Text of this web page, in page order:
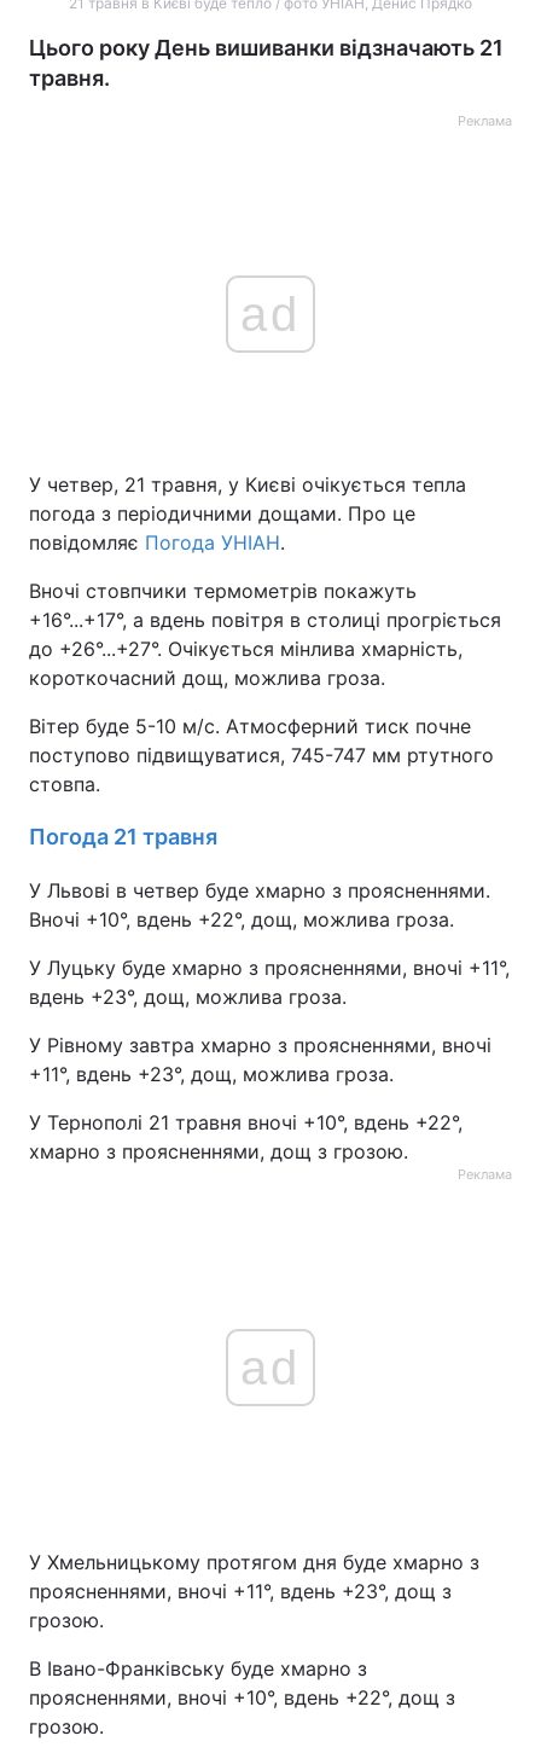
Цього року День вишиванки відзначають 21
травня.
Реклама
ad
У четвер, 21 травня, у Києві очікується тепла
погода з періодичними дощами. Про це
повідомляє Погода УНІАН.
Вночі стовпчики термометрів покажуть
+16°...+17°, а вдень повітря в столиці прогріється
до +26°...+27°. Очікується мінлива хмарність,
короткочасний дощ, можлива гроза.
Вітер буде 5-10 м/с. Атмосферний тиск почне
поступово підвищуватися, 745-747 мм ртутного
стовпа.
Погода 21 травня
У Львові в четвер буде хмарно з проясненнями.
Вночі +10°, вдень +22°, дощ, можлива гроза.
У Луцьку буде хмарно з проясненнями, вночі +11°,
вдень +23°, дощ, можлива гроза.
У Рівному завтра хмарно з проясненнями, вночі
+11°, вдень +23°, дощ, можлива гроза.
У Тернополі 21 травня вночі +10°, вдень +22°,
хмарно з проясненнями, дощ з грозою.
Реклама
ad
У Хмельницькому протягом дня буде хмарно з
проясненнями, вночі +11°, вдень +23°, дощ з
грозою.
В Івано-Франківську буде хмарно з
проясненнями, вночі +10°, вдень +22°, дощ з
грозою.